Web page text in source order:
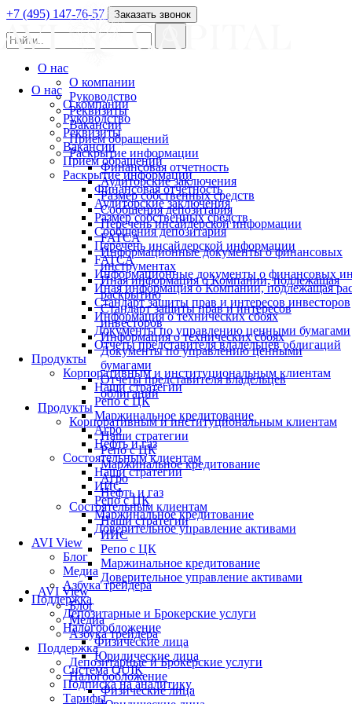
О нас
О компании
Руководство
Реквизиты
Вакансии
Прием обращений
Раскрытие информации
Финансовая отчетность
Аудиторские заключения
Размер собственных средств
Сообщения депозитария
Перечень инсайдерской информации
FATCA
Информационные документы о финансовых
Иная информация о Компании, подлежащая
Стандарт защиты прав и интересов инвесторов
Информация о технических сбоях
Документы по управлению ценными бумагами
Отчеты представителя владельцев облигаций
Продукты
Корпоративным и институциональным клиентам
Наши стратегии
Репо с ЦК
Маржинальное кредитование
Агро
Нефть и газ
Состоятельным клиентам
Наши стратегии
ИИС
Репо с ЦК
Маржинальное кредитование
Доверительное управление активами
AVI View
Блог
Медиа
Азбука трейдера
Поддержка
Депозитарные и Брокерские услуги
Налогообложение
Физические лица
Юридические лица
Система QUIK
Подписка на аналитику
Тарифы
+7 (495) 147-76-57 Заказать звонок
О нас
О компании
Руководство
Реквизиты
Вакансии
Прием обращений
Раскрытие информации
Финансовая отчетность
Аудиторские заключения
Размер собственных средств
Сообщения депозитария
Перечень инсайдерской информации
FATCA
Информационные документы о финансовых
инструментах
Иная информация о Компании, подлежащая
раскрытию
Стандарт защиты прав и интересов
инвесторов
Информация о технических сбоях
Документы по управлению ценными
бумагами
Отчеты представителя владельцев
облигаций
Продукты
Корпоративным и институциональным клиентам
Наши стратегии
Репо с ЦК
Маржинальное кредитование
Агро
Нефть и газ
Состоятельным клиентам
Наши стратегии
ИИС
Репо с ЦК
Маржинальное кредитование
Доверительное управление активами
AVI View
Блог
Медиа
Азбука трейдера
Поддержка
Депозитарные и Брокерские услуги
Налогообложение
Физические лица